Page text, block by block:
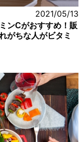
2021/05/13
ンCがおすすめ！販
がちな人がビタミ